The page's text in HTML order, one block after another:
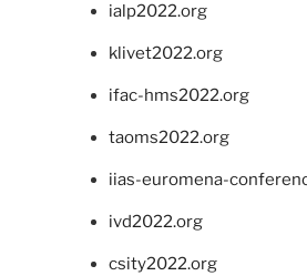
ialp2022.org
klivet2022.org
ifac-hms2022.org
taoms2022.org
iias-euromena-
ivd2022.org
csity2022.org